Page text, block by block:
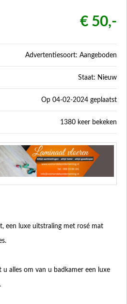
€ 50,-
Advertentiesoort: Aangeboden
Staat: Nieuw
Op 04-02-2024 geplaatst
1380 keer bekeken
een luxe uitstraling met rosé mat
alles om van u badkamer een luxe